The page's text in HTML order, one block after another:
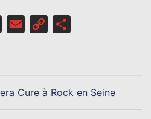
Snapchat
Email
Copy
Cure à Rock en Seine